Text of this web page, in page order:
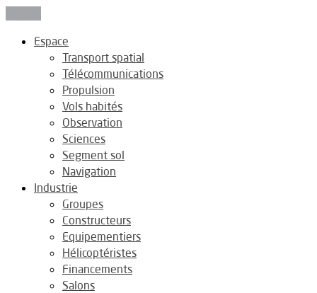
Espace
Transport spatial
Télécommunications
Propulsion
Vols habités
Observation
Sciences
Segment sol
Navigation
Industrie
Groupes
Constructeurs
Equipementiers
Hélicoptéristes
Financements
Salons